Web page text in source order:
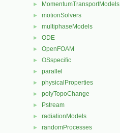
► MomentumTransportModels
► motionSolvers
► multiphaseModels
► ODE
► OpenFOAM
► OSspecific
► parallel
► physicalProperties
► polyTopoChange
► Pstream
► radiationModels
► randomProcesses